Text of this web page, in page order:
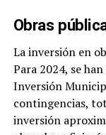
Obras
La inversión en
Para 2024, se
Inversión
contingencias,
inversión